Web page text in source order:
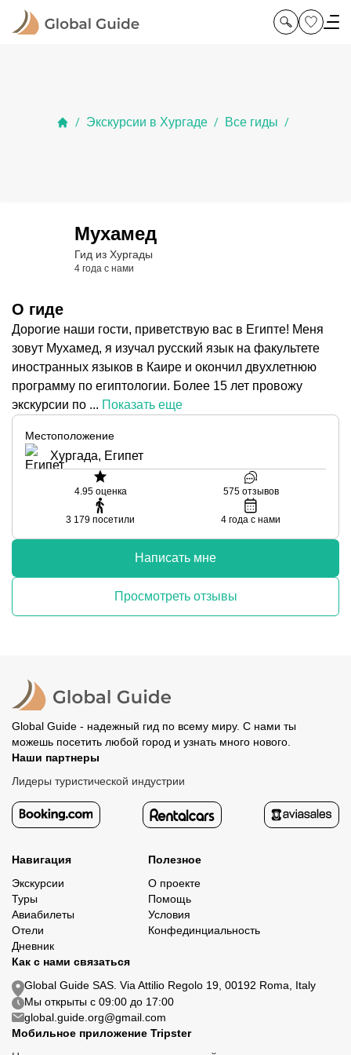
/ Экскурсии в Хургаде / Все гиды /
Мухамед
Гид из Хургады
4 года с нами
О гиде
Дорогие наши гости, приветствую вас в Египте! Меня
зовут Мухамед, я изучал русский язык на факультете
иностранных языков в Каире и окончил двухлетнюю
программу по египтологии. Более 15 лет провожу
экскурсии по ... Показать еще
Местоположение
Хургада, Египет
4.95оценка 575 отзывов
3 179 посетили 4 года с нами
Написать мне
Просмотреть отзывы
Global Guide - надежный гид по всему миру. С нами ты
можешь посетить любой город и узнать много нового.
Наши партнеры
Лидеры туристической индустрии
Навигация
Экскурсии
Туры
Авиабилеты
Отели
Дневник
Полезное
О проекте
Помощь
Условия
Конфединциальность
Как с нами связаться
Global Guide SAS. Via Attilio Regolo 19, 00192 Roma, Italy
Мы открыты с 09:00 до 17:00
global.guide.org@gmail.com
Мобильное приложение Tripster